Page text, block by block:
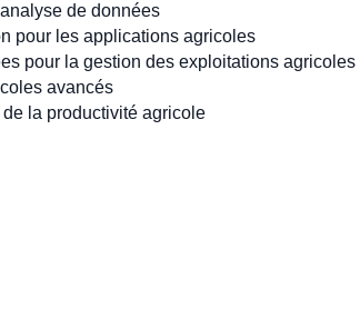
de données
pour les applications agricoles
pour la gestion des exploitations agricoles
avancés
la productivité agricole